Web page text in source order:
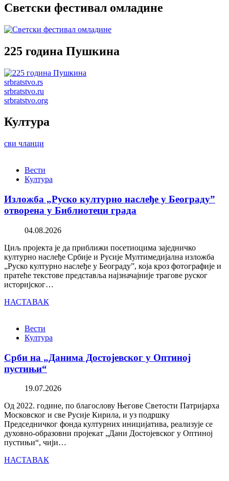
Светски фестивал омладине
225 година Пушкина
srbratstvo.rs
srbratstvo.ru
srbratstvo.org
Култура
сви чланци
Вести
Култура
Изложба „Руско културно наслеђе у Београду”
отворена у Библиотеци града
04.08.2026
Циљ пројекта је да приближи посетиоцима заједничко
културно наслеђе Србије и Русије Мултимедијална изложба
„Руско културно наслеђе у Београду”, која кроз фотографије и
пратеће текстове представља најзначајније трагове руског
историјског…
НАСТАВАК
Вести
Култура
Срби на „Данима Достојевског у Оптиној
пустињи“
19.07.2026
Од 2022. године, по благослову Његове Светости Патријарха
Московског и све Русије Кирила, и уз подршку
Председничког фонда културних иницијатива, реализује се
духовно-образовни пројекат „Дани Достојевског у Оптиној
пустињи“, чији…
НАСТАВАК